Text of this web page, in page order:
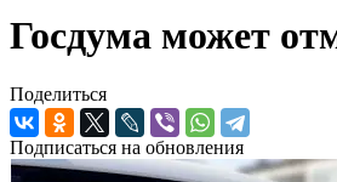
Госдума может
Поделиться
Подписаться на обновления